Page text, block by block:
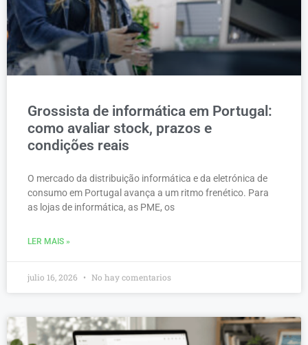
Grossista de informática em Portugal:
como avaliar stock, prazos e
condições reais
O mercado da distribuição informática e da eletrónica de
consumo em Portugal avança a um ritmo frenético. Para
as lojas de informática, as PME, os
LER MAIS »
julio 16, 2026 No hay comentarios